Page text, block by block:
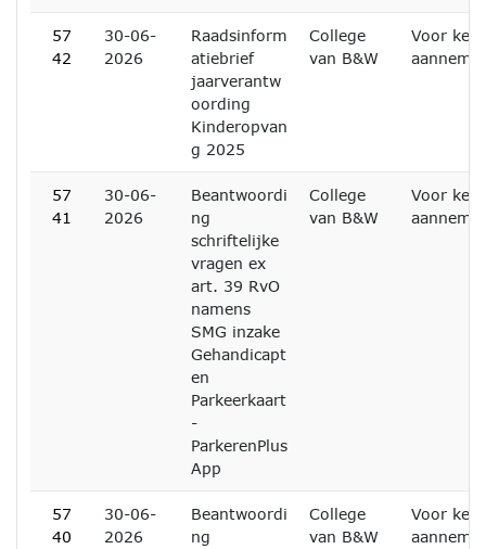
57
42
30-06-
2026
Raadsinform
atiebrief
jaarverantw
oording
Kinderopvan
g 2025
College
van B&W
Voor
57
41
30-06-
2026
Beantwoordi
ng
schriftelijke
vragen ex
art. 39 RvO
namens
SMG inzake
Gehandicapt
en
Parkeerkaart
-
ParkerenPlus
App
College
van B&W
Voor
57
40
30-06-
2026
Beantwoordi
ng
College
van B&W
Voor